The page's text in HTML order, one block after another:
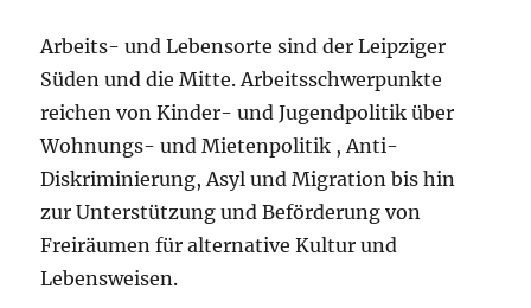
Arbeits- und Lebensorte sind der Leipziger
Süden und die Mitte. Arbeitsschwerpunkte
reichen von Kinder- und Jugendpolitik über
Wohnungs- und Mietenpolitik , Anti-
Diskriminierung, Asyl und Migration bis hin
zur Unterstützung und Beförderung von
Freiräumen für alternative Kultur und
Lebensweisen.